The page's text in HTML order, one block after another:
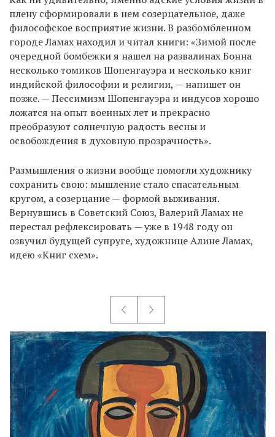
плену сформировали в нем созерцательное, даже
философское восприятие жизни. В разбомбленном
городе Ламах находил и читал книги: «Зимой после
очередной бомбежки я нашел на развалинах Бонна
несколько томиков Шопенгауэра и несколько книг
индийской философии и религии, — напишет он
позже. — Пессимизм Шопенгауэра и индусов хорошо
ложатся на опыт военных лет и прекрасно
преобразуют солнечную радость весны и
освобождения в духовную прозрачность».
Размышления о жизни вообще помогли художнику
сохранить свою: мышление стало спасательным
кругом, а созерцание — формой выживания.
Вернувшись в Советский Союз, Валерий Ламах не
перестал рефлексировать — уже в 1948 году он
озвучил будущей супруге, художнице Алине Ламах,
идею «Книг схем».